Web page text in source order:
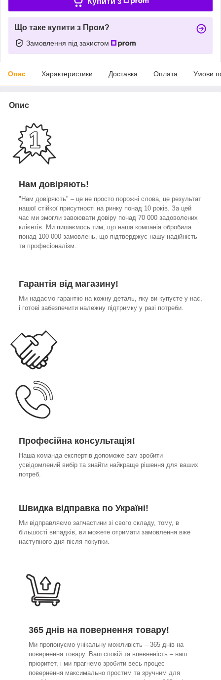
Що таке купити з Пром?
Замовлення під захистом
Опис Характеристики Доставка Оплата Умови
Опис
Нам довіряють!
"Нам довіряють" – це не просто порожні слова, це результат
нашої стійкої присутності на ринку понад 10 років. За цей
час ми змогли завоювати довіру понад 70 000 задоволених
клієнтів. Ми пишаємось тим, що наша компанія обробила
понад 100 000 замовлень, що підтверджує нашу надійність
та професіоналізм.
Гарантія від магазину!
Ми надаємо гарантію на кожну деталь, яку ви купуєте у нас,
і готові забезпечити належну підтримку у разі потреби.
Професійна консультація!
Наша команда експертів допоможе вам зробити
усвідомлений вибір та знайти найкраще рішення для ваших
потреб.
Швидка відправка по Україні!
Ми відправляємо запчастини зі свого складу, тому, в
більшості випадків, ви можете отримати замовлення вже
наступного дня після покупки.
365 днів на повернення товару!
Ми пропонуємо унікальну можливість – 365 днів на
повернення товару. Ваш спокій та впевненість – наш
пріоритет, і ми прагнемо зробити весь процес
повернення максимально простим та зручним для